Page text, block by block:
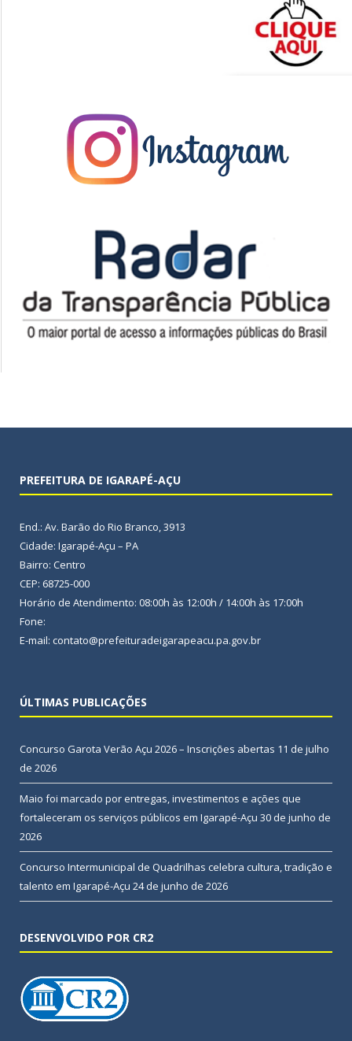
PREFEITURA DE IGARAPÉ-AÇU
End.: Av. Barão do Rio Branco, 3913
Cidade: Igarapé-Açu – PA
Bairro: Centro
CEP: 68725-000
Horário de Atendimento: 08:00h às 12:00h / 14:00h às 17:00h
Fone:
E-mail: contato@prefeituradeigarapeacu.pa.gov.br
ÚLTIMAS PUBLICAÇÕES
Concurso Garota Verão Açu 2026 – Inscrições abertas 11 de julho
de 2026
Maio foi marcado por entregas, investimentos e ações que
fortaleceram os serviços públicos em Igarapé-Açu 30 de junho de
2026
Concurso Intermunicipal de Quadrilhas celebra cultura, tradição e
talento em Igarapé-Açu 24 de junho de 2026
DESENVOLVIDO POR CR2